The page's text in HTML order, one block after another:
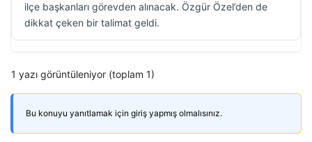
ilçe başkanları görevden alınacak. Özgür Özel’den de
dikkat çeken bir talimat geldi.
1 yazı görüntüleniyor (toplam 1)
Bu konuyu yanıtlamak için giriş yapmış olmalısınız.